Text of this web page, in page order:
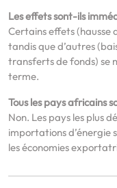
Les effets sont-ils
Certains effets (hausse
tandis que d’autres
transferts de fonds) se
terme.
Tous les pays africains
Non. Les pays les plus
importations d’énergie
les économies